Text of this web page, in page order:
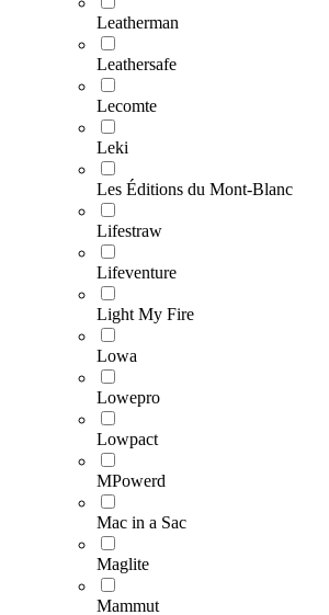
Leatherman
Leathersafe
Lecomte
Leki
Les Éditions du Mont-Blanc
Lifestraw
Lifeventure
Light My Fire
Lowa
Lowepro
Lowpact
MPowerd
Mac in a Sac
Maglite
Mammut